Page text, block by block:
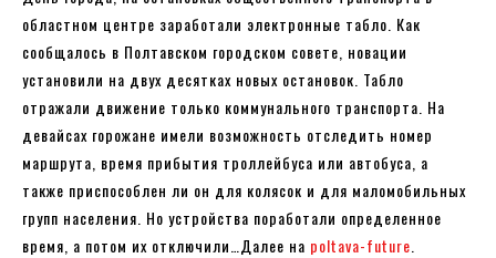
областном центре заработали электронные табло. Как
сообщалось в Полтавском городском совете, новации
установили на двух десятках новых остановок. Табло
отражали движение только коммунального транспорта. На
девайсах горожане имели возможность отследить номер
маршрута, время прибытия троллейбуса или автобуса, а
также приспособлен ли он для колясок и для маломобильных
групп населения. Но устройства поработали определенное
время, а потом их отключили…Далее на poltava-future